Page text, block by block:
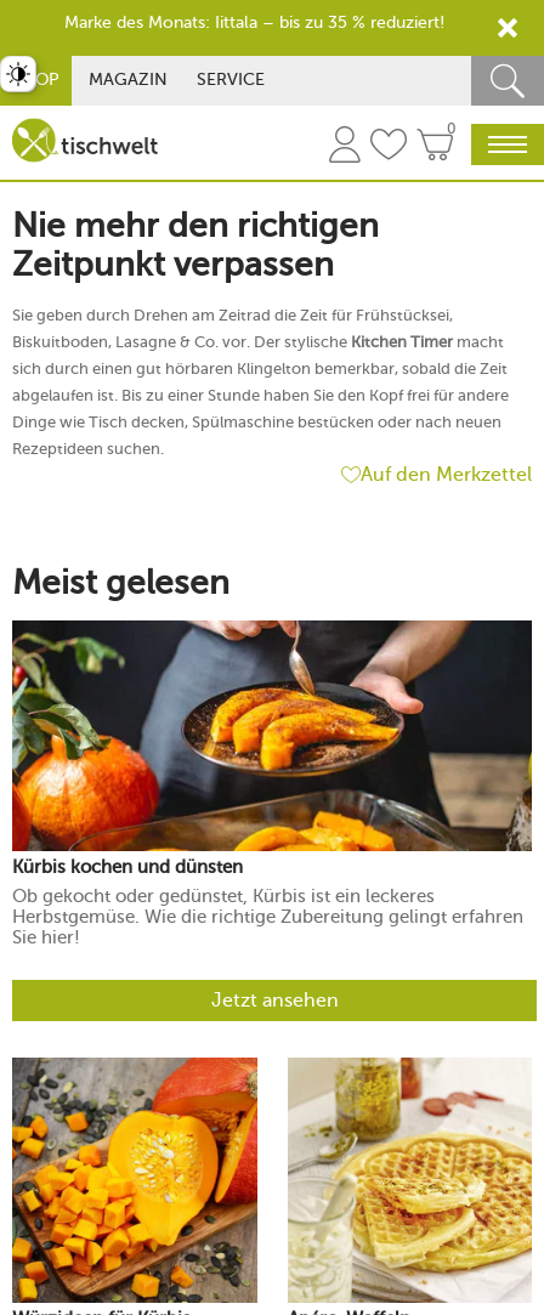
SHOP MAGAZIN SERVICE
0
Nie mehr den richtigen
Zeitpunkt verpassen
Sie geben durch Drehen am Zeitrad die Zeit für Frühstücksei,
Biskuitboden, Lasagne & Co. vor. Der stylische Kitchen Timer macht
sich durch einen gut hörbaren Klingelton bemerkbar, sobald die Zeit
abgelaufen ist. Bis zu einer Stunde haben Sie den Kopf frei für andere
Dinge wie Tisch decken, Spülmaschine bestücken oder nach neuen
Rezeptideen suchen.
Auf den Merkzettel
Meist gelesen
Kürbis kochen und dünsten
Ob gekocht oder gedünstet, Kürbis ist ein leckeres
Herbstgemüse. Wie die richtige Zubereitung gelingt erfahren
Sie hier!
Jetzt ansehen
umschalten
Marke des Monats: Iittala – bis zu 35 % reduziert!